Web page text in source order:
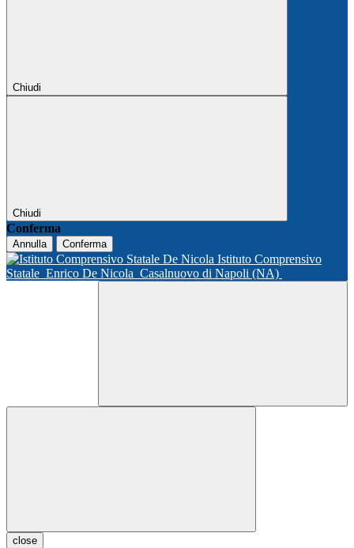
Chiudi
Chiudi
Conferma
Annulla Conferma
Istituto Comprensivo
Statale Enrico De Nicola Casalnuovo di Napoli (NA)
close